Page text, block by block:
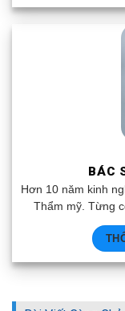
BÁC
Hơn 10 năm kinh
Thẩm mỹ. Từng